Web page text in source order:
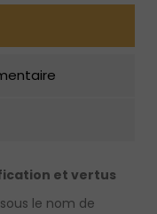
et vertus
le nom de